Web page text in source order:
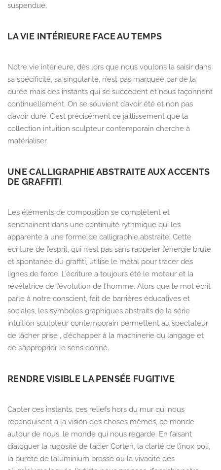
suspendue.
LA VIE INTÉRIEURE FACE AU TEMPS
Notre vie intérieure, dès lors que nous voulons la saisir dans
sa spécificité, sa singularité, n’est pas marquée par de la
durée mais des instants qui se succèdent et nous façonnent
continuellement. On se souvient d’avoir été et non pas
d’avoir duré. C’est précisément ce jaillissement que la
collection intuition sculpteur contemporain cherche à
matérialiser.
UNE CALLIGRAPHIE ABSTRAITE AUX ACCENTS
DE GRAFFITI
Les éléments de composition se complètent et
s’enchainent dans une continuité rythmique qui les
apparente à une forme de calligraphie abstraite. Cette
écriture de l’esprit, qui n’est pas sans rappeler l’énergie brute
et spontanée du graffiti, utilise le métal pour tracer des
lignes de force. L’écriture a toujours été le moteur et la
révélatrice de l’évolution de l’homme. Alors que le mot écrit
parle à notre conscient, fait de barrières éducatives et
sociales, les symboles graphiques abstraits de la série
intuition sculpteur contemporain permettent au spectateur
de lâcher prise , d’échapper à la machinerie du langage et
de s’approprier le sens donné.
RENDRE VISIBLE LA PENSÉE FUGITIVE
Capter ces instants, ces reliefs hors du mur qui nous
reconduisent à la vision des choses mêmes, ce monde
autour de nous, le monde qui nous regarde. En faisant
dialoguer la rugosité de l’acier Corten, la clarté de l’inox poli,
la pureté de l’aluminium brossé ou la vivacité des